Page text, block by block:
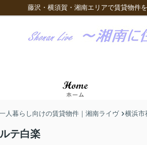
藤沢・横須賀・湘南エリアで賃貸物件
人暮らし向けの賃貸物件｜湘南ライヴ 横浜市
テ白楽